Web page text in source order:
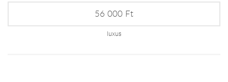
56 000 Ft
luxus